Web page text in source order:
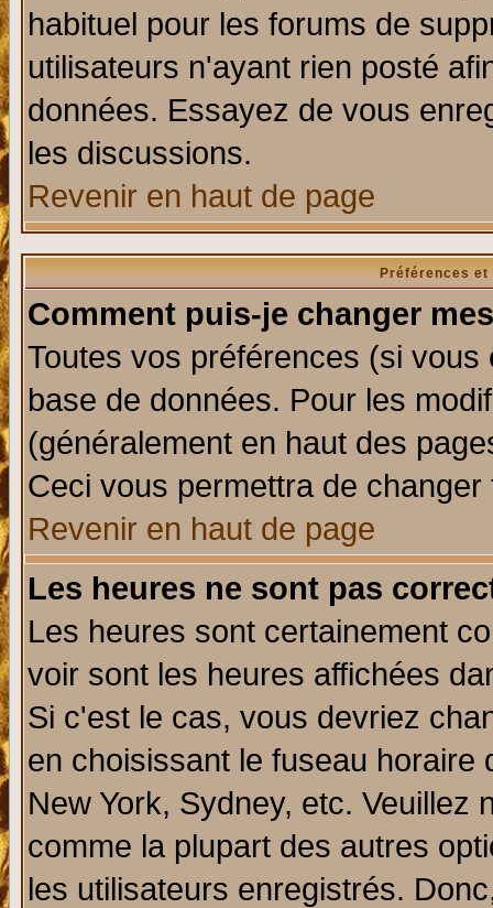
habituel pour les forums de
utilisateurs n'ayant rien posté
données. Essayez de vous
les discussions.
Revenir en haut de page
Préférences
Comment puis-je changer
Toutes vos préférences (si
base de données. Pour les
(généralement en haut des
Ceci vous permettra de
Revenir en haut de page
Les heures ne sont pas
Les heures sont certainement
voir sont les heures affichées
Si c'est le cas, vous devriez
en choisissant le fuseau
New York, Sydney, etc. Veuillez
comme la plupart des autres
les utilisateurs enregistrés.